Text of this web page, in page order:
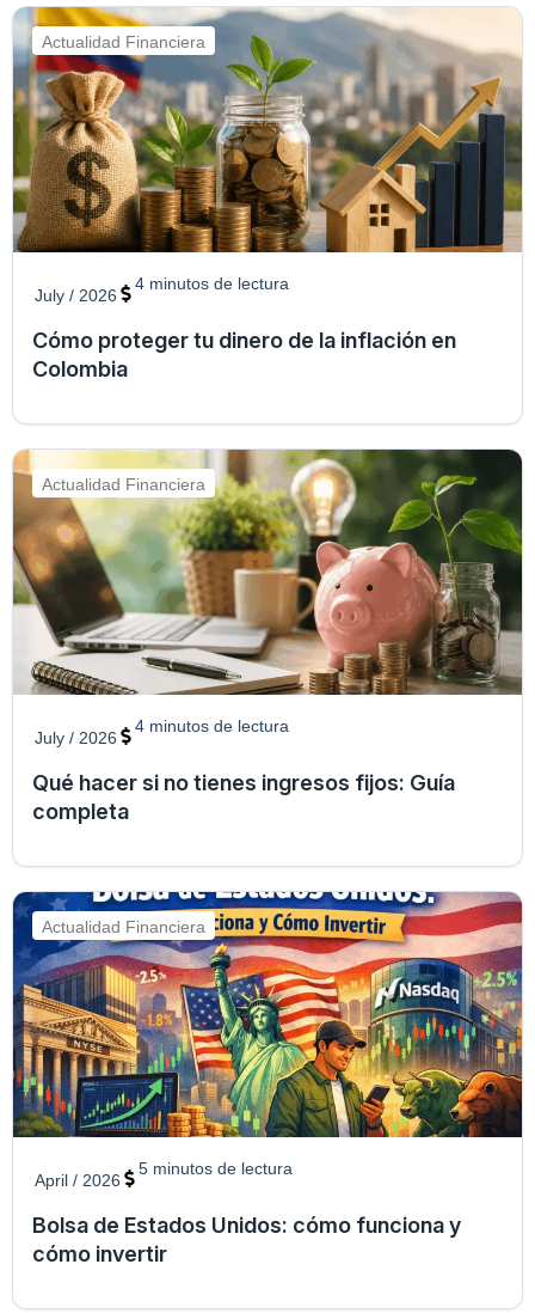
Actualidad Financiera
July / 2026
4 minutos de lectura
Cómo proteger tu dinero de la inflación en
Colombia
Actualidad Financiera
July / 2026
4 minutos de lectura
Qué hacer si no tienes ingresos fijos: Guía
completa
Actualidad Financiera
April / 2026
5 minutos de lectura
Bolsa de Estados Unidos: cómo funciona y
cómo invertir